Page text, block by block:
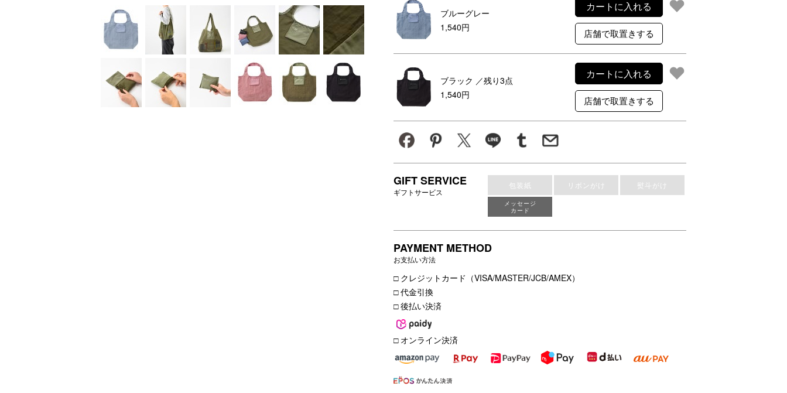
物や、2Lペットボトルもしっかり収まる大容量サイズです。
ブルーグレー
1,540円
カートに入れる
ブラック ／残り3点
1,540円
カートに入れる
GIFT SERVICE
ギフトサービス
包装紙 リボンがけ 熨斗がけ
メッセージ
カード
PAYMENT METHOD
お支払い方法
□ クレジットカード（VISA/MASTER/JCB/AMEX）
□ 代金引換
□ 後払い決済
□ オンライン決済